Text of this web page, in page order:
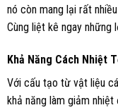
nó còn mang lại rất
Cùng liệt kê ngay những
Khả Năng Cách Nhiệt
Với cấu tạo từ vật liệu
khả năng làm giảm